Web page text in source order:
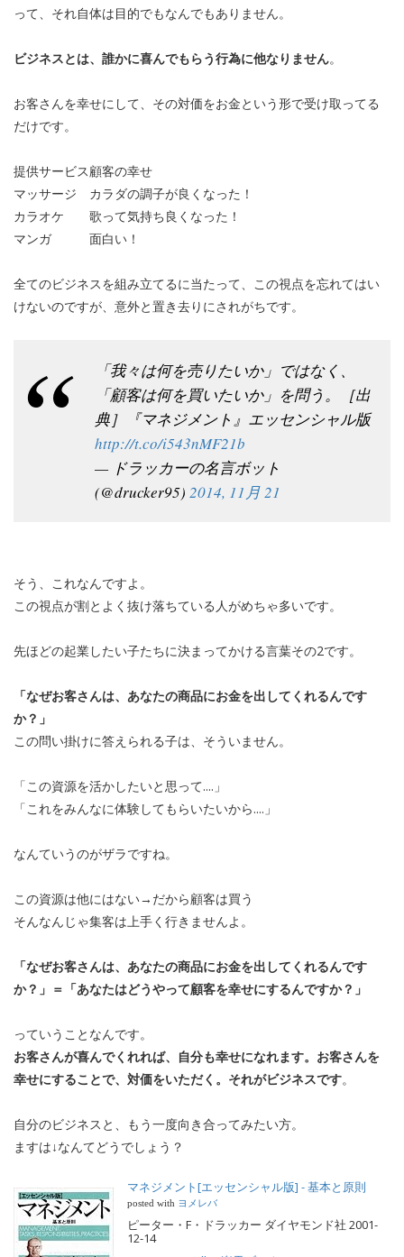
って、それ自体は目的でもなんでもありません。
ビジネスとは、誰かに喜んでもらう行為に他なりません。
お客さんを幸せにして、その対価をお金という形で受け取ってる
だけです。
提供サービス顧客の幸せ
マッサージ
カラダの調子が良くなった！
カラオケ
歌って気持ち良くなった！
マンガ
面白い！
全てのビジネスを組み立てるに当たって、この視点を忘れてはい
けないのですが、意外と置き去りにされがちです。
「我々は何を売りたいか」ではなく、
「顧客は何を買いたいか」を問う。［出
典］『マネジメント』エッセンシャル版
http://t.co/i543nMF21b
— ドラッカーの名言ボット
(@drucker95) 2014, 11月 21
そう、これなんですよ。
この視点が割とよく抜け落ちている人がめちゃ多いです。
先ほどの起業したい子たちに決まってかける言葉その2です。
「なぜお客さんは、あなたの商品にお金を出してくれるんです
か？」
この問い掛けに答えられる子は、そういません。
「この資源を活かしたいと思って....」
「これをみんなに体験してもらいたいから....」
なんていうのがザラですね。
この資源は他にはない→だから顧客は買う
そんなんじゃ集客は上手く行きませんよ。
「なぜお客さんは、あなたの商品にお金を出してくれるんです
か？」＝「あなたはどうやって顧客を幸せにするんですか？」
っていうことなんです。
お客さんが喜んでくれれば、自分も幸せになれます。お客さんを
幸せにすることで、対価をいただく。それがビジネスです。
自分のビジネスと、もう一度向き合ってみたい方。
ますは↓なんてどうでしょう？
マネジメント[エッセンシャル版] - 基本と原則
posted with ヨメレバ
ピーター・F・ドラッカー ダイヤモンド社 2001-
12-14